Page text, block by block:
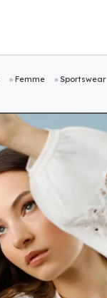
»Femme »Sportswear